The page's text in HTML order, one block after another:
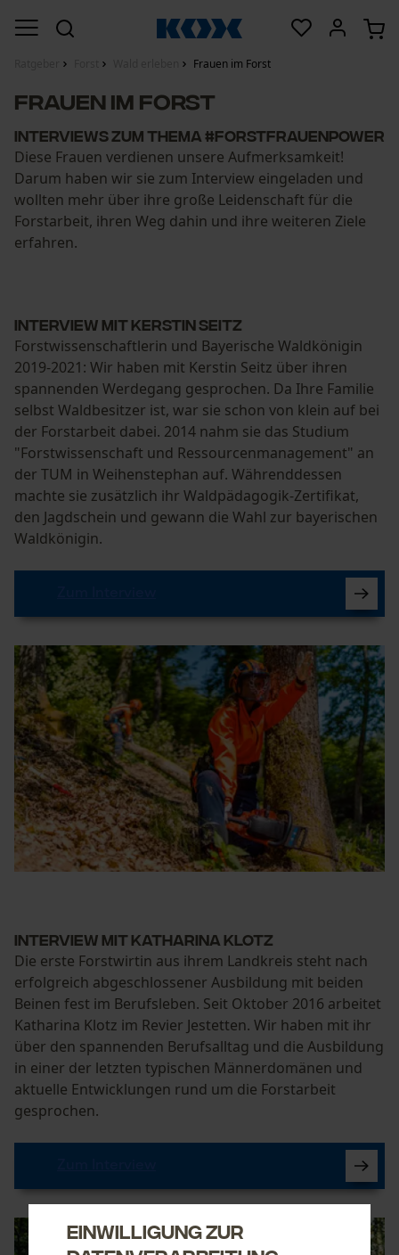
Frauen im Forst
Frauen im Forst
Interviews zum Thema #forstfrauenpower
Diese Frauen verdienen unsere Aufmerksamkeit!
Darum haben wir sie zum Interview eingeladen und
wollten mehr über ihre große Leidenschaft für die
Forstarbeit, ihren Weg dahin und ihre weiteren Ziele
erfahren.
Interview mit Kerstin Seitz
Forstwissenschaftlerin und Bayerische Waldkönigin
2019-2021: Wir haben mit Kerstin Seitz über ihren
spannenden Werdegang gesprochen. Da Ihre Familie
selbst Waldbesitzer ist, war sie schon von klein auf bei
der Forstarbeit dabei. 2014 nahm sie das Studium
"Forstwissenschaft und Ressourcenmanagement" an
der TUM in Weihenstephan auf. Währenddessen
machte sie zusätzlich ihr Waldpädagogik-Zertifikat,
den Jagdschein und gewann die Wahl zur bayerischen
Waldkönigin.
Interview mit Katharina Klotz
Die erste Forstwirtin aus ihrem Landkreis steht nach
erfolgreich abgeschlossener Ausbildung mit beiden
Beinen fest im Berufsleben. Seit Oktober 2016 arbeitet
Katharina Klotz im Revier Jestetten. Wir haben mit ihr
über den spannenden Berufsalltag und die Ausbildung
in einer der letzten typischen Männerdomänen und
aktuelle Entwicklungen rund um die Forstarbeit
gesprochen.
Einwilligung zur